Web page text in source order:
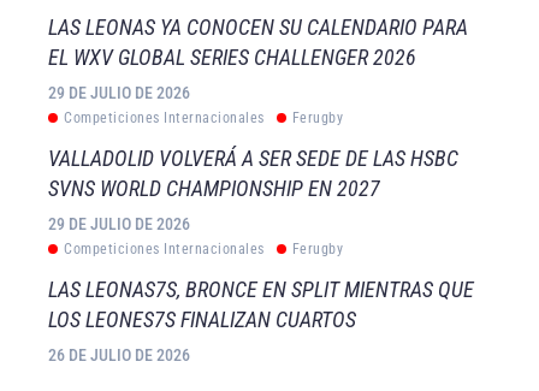
LAS LEONAS YA CONOCEN SU CALENDARIO PARA
EL WXV GLOBAL SERIES CHALLENGER 2026
29 DE JULIO DE 2026
Competiciones Internacionales Ferugby
VALLADOLID VOLVERÁ A SER SEDE DE LAS HSBC
SVNS WORLD CHAMPIONSHIP EN 2027
29 DE JULIO DE 2026
Competiciones Internacionales Ferugby
LAS LEONAS7S, BRONCE EN SPLIT MIENTRAS QUE
LOS LEONES7S FINALIZAN CUARTOS
26 DE JULIO DE 2026